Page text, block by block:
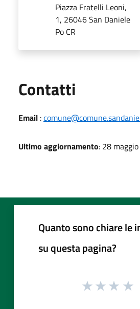
Piazza Fratelli Leoni,
1, 26046 San Daniele
Po CR
Contatti
Email :
Ultimo aggiornamento: 28
Quanto sono chiare le
su questa pagina?